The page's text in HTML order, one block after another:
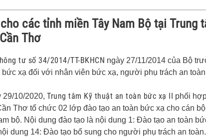
thiết bị bức xạ
vực làm việc
sơ cấp phép thiết bị bức
chế tạo lắp đặt phòng X-
áp tải nguồn bức xạ,
xạ
các tỉnh miền Tây Nam Bộ tại Trung
Thơ
tư số 34/2014/TT-BKHCN ngày 27/11/2014 của Bộ
xạ đối với nhân viên bức xạ, người phụ trách an
10/2020, Trung tâm Kỹ thuật an toàn bức xạ II phối
Thơ tổ chức 02 lớp đào tạo an toàn bức xạ cho cán
bộ. Nội dung đào tạo là nội dung 1: Đào tạo an toàn
dung 14: Đào tạo bổ sung cho người phụ trách an toàn.